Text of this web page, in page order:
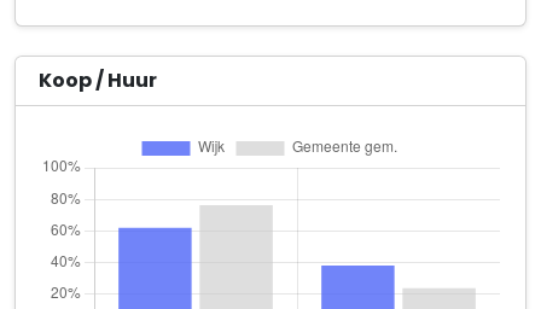
VRS Railway Industry B.V.
Vleugelboot 32 a
Wolky B.V.
Voorveste 15 -B/C
Zinnovators B.V.
4Minds B.V.
Duwboot 1 - A (2etage)
Koop / Huur